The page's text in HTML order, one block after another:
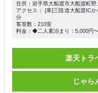
住所：岩手県大船渡市大船渡町野
アクセス： [車]三陸道大船渡IC
分
客室数：210室
料金：◆二人素泊まり：5,000円
楽天トラ
じゃら